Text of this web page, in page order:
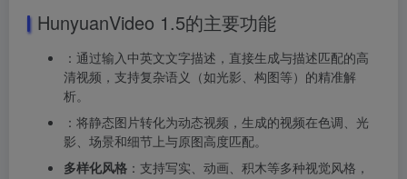
HunyuanVideo 1.5的主要功能
：通过输入中英文文字描述，直接生成与描述匹配的高
清视频，支持复杂语义（如光影、构图等）的精准解
析。
：将静态图片转化为动态视频，生成的视频在色调、光
影、场景和细节上与原图高度匹配。
多样化风格 ：支持写实、动画、积木等多种视觉风格，